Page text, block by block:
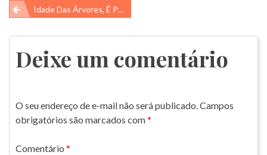
Navegação
de
Post
Idade Das Árvores, É Possível Saber?
Deixe um comentário
O seu endereço de e-mail não será publicado.Campos
obrigatórios são marcados com*
Comentário *